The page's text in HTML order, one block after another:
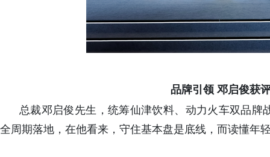
品牌引领 邓启俊获
总裁邓启俊先生，统筹仙津饮料、动力火车双品
全周期落地，在他看来，守住基本盘是底线，而读懂年